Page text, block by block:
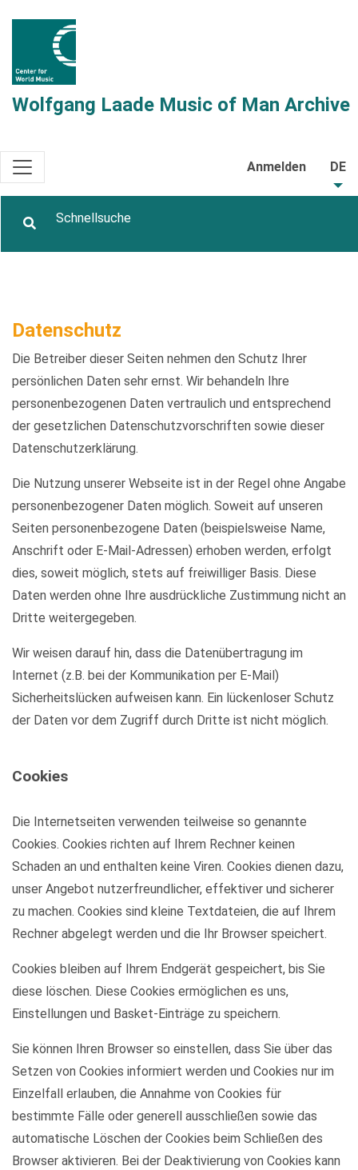
Wolfgang Laade Music of Man Archive
Anmelden DE
Datenschutz
Die Betreiber dieser Seiten nehmen den Schutz Ihrer
persönlichen Daten sehr ernst. Wir behandeln Ihre
personenbezogenen Daten vertraulich und entsprechend
der gesetzlichen Datenschutzvorschriften sowie dieser
Datenschutzerklärung.
Die Nutzung unserer Webseite ist in der Regel ohne Angabe
personenbezogener Daten möglich. Soweit auf unseren
Seiten personenbezogene Daten (beispielsweise Name,
Anschrift oder E-Mail-Adressen) erhoben werden, erfolgt
dies, soweit möglich, stets auf freiwilliger Basis. Diese
Daten werden ohne Ihre ausdrückliche Zustimmung nicht an
Dritte weitergegeben.
Wir weisen darauf hin, dass die Datenübertragung im
Internet (z.B. bei der Kommunikation per E-Mail)
Sicherheitslücken aufweisen kann. Ein lückenloser Schutz
der Daten vor dem Zugriff durch Dritte ist nicht möglich.
Cookies
Die Internetseiten verwenden teilweise so genannte
Cookies. Cookies richten auf Ihrem Rechner keinen
Schaden an und enthalten keine Viren. Cookies dienen dazu,
unser Angebot nutzerfreundlicher, effektiver und sicherer
zu machen. Cookies sind kleine Textdateien, die auf Ihrem
Rechner abgelegt werden und die Ihr Browser speichert.
Cookies bleiben auf Ihrem Endgerät gespeichert, bis Sie
diese löschen. Diese Cookies ermöglichen es uns,
Einstellungen und Basket-Einträge zu speichern.
Sie können Ihren Browser so einstellen, dass Sie über das
Setzen von Cookies informiert werden und Cookies nur im
Einzelfall erlauben, die Annahme von Cookies für
bestimmte Fälle oder generell ausschließen sowie das
automatische Löschen der Cookies beim Schließen des
Browser aktivieren. Bei der Deaktivierung von Cookies kann